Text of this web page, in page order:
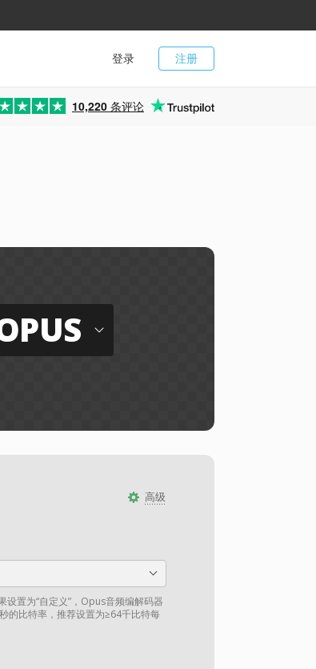
注册
登录
10,220 条评论
高级
置为“自定义”，Opus音频编解码器
的比特率，推荐设置为≥64千比特每